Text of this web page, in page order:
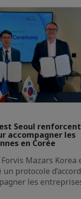
Seoul renforcent
accompagner les
en Corée
Mazars Korea
protocole d’accord
les